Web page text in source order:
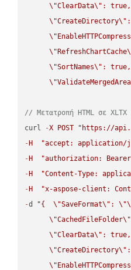
\"ClearData\" :
\"CreateDirectory\"
\"
\" RefreshChartCache
\"SortNames\" :
\"
// Μετατροπή HTML σε XLTX
curl
-X POST
"https://
- H
"accept: application/
- H
"authorization: Bearer
- H
"Content-Type:
- H
"x-aspose-client:
-d "{ \"SaveFormat\" : \"
\"CachedFileFolder\"
\"ClearData\" :
\"CreateDirectory\"
\"